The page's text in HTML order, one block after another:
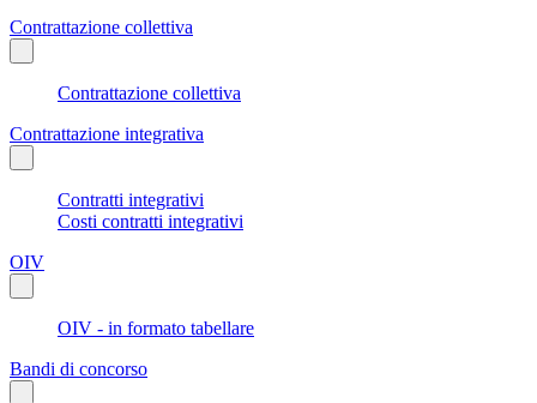
Contrattazione collettiva
Contrattazione collettiva
Contrattazione integrativa
Contratti integrativi
Costi contratti integrativi
OIV
OIV - in formato tabellare
Bandi di concorso